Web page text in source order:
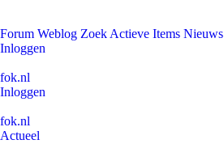
Forum Weblog Zoek Actieve Items Nieuws
Inloggen
fok.nl
Inloggen
fok.nl
Actueel